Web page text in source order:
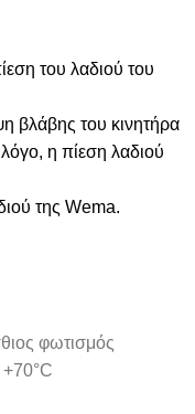
του λαδιού του
βλάβης του κινητήρα
η πίεση λαδιού
της Wema.
φωτισμός